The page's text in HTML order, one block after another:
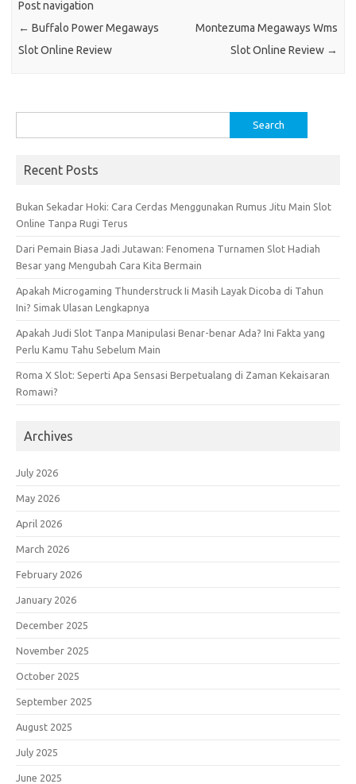
Post navigation
← Buffalo Power Megaways
Slot Online Review
Montezuma Megaways Wms
Slot Online Review →
for:
Recent Posts
Bukan Sekadar Hoki: Cara Cerdas Menggunakan Rumus Jitu Main Slot
Online Tanpa Rugi Terus
Dari Pemain Biasa Jadi Jutawan: Fenomena Turnamen Slot Hadiah
Besar yang Mengubah Cara Kita Bermain
Apakah Microgaming Thunderstruck Ii Masih Layak Dicoba di Tahun
Ini? Simak Ulasan Lengkapnya
Apakah Judi Slot Tanpa Manipulasi Benar-benar Ada? Ini Fakta yang
Perlu Kamu Tahu Sebelum Main
Roma X Slot: Seperti Apa Sensasi Berpetualang di Zaman Kekaisaran
Romawi?
Archives
July 2026
May 2026
April 2026
March 2026
February 2026
January 2026
December 2025
November 2025
October 2025
September 2025
August 2025
July 2025
June 2025